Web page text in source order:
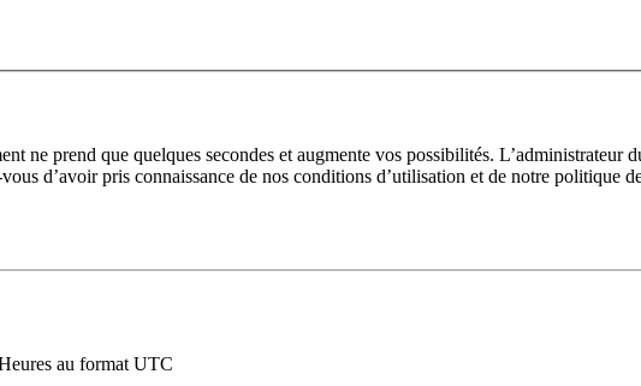
ne prend que quelques secondes et augmente vos possibilités.
d’avoir pris connaissance de nos conditions d’utilisation et de notre politique
au format UTC